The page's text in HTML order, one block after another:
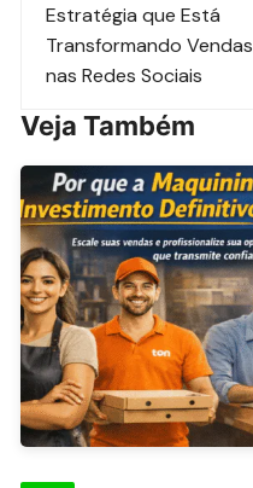
Estratégia que Está
Transformando Vendas
nas Redes Sociais
Veja Também